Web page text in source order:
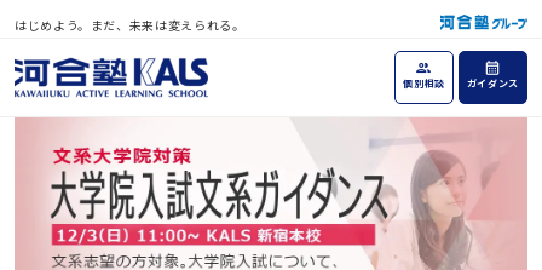
はじめよう。まだ、未来は変えられる。
個別相談 ガイダンス